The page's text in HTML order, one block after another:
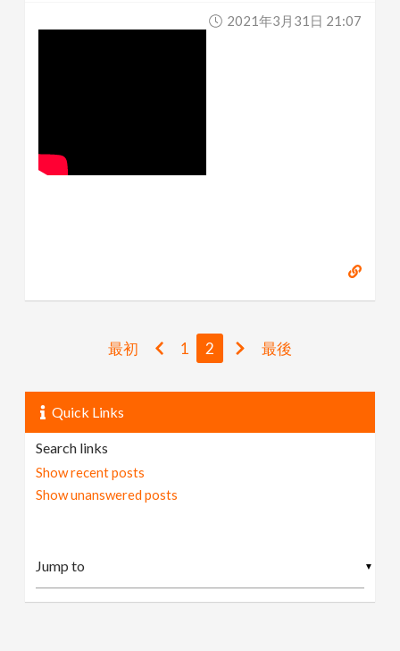
2021年3月31日 21:07
最初 1 2 最後
Quick Links
Search links
Show recent posts
Show unanswered posts
▼